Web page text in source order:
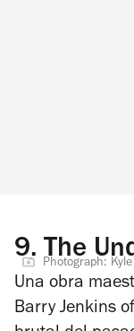
9. The
Photograph:
Una obra
Barry Jenkins